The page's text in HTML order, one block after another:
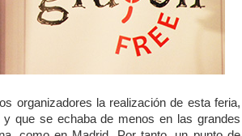
organizadores la realización de esta feria,
y que se echaba de menos en las grandes